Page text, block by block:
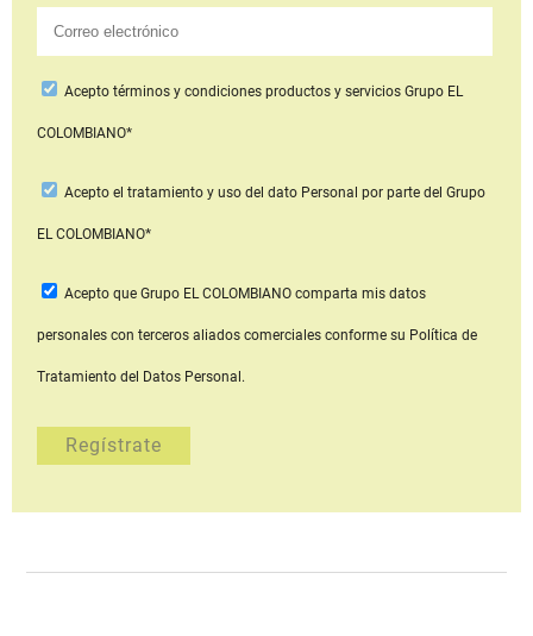
Aceptotérminos y condiciones productos y serviciosGrupo EL
COLOMBIANO*
Acepto el tratamiento y uso del dato Personal por parte del Grupo
EL COLOMBIANO*
Acepto que Grupo EL COLOMBIANOcomparta mis datos
personales con terceros aliados comerciales conforme su Política de
Tratamiento del Datos Personal.